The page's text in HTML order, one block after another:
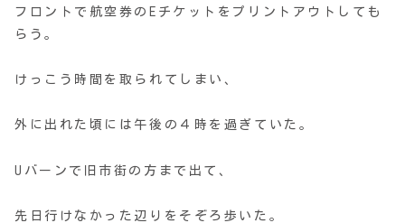
フロントで航空券のEチケットをプリントアウトしても
らう。
けっこう時間を取られてしまい、
外に出れた頃には午後の４時を過ぎていた。
Uバーンで旧市街の方まで出て、
先日行けなかった辺りをそぞろ歩いた。